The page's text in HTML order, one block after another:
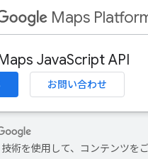
Maps
JavaScript API
お問い合わせ
技術を使用して、コンテンツを